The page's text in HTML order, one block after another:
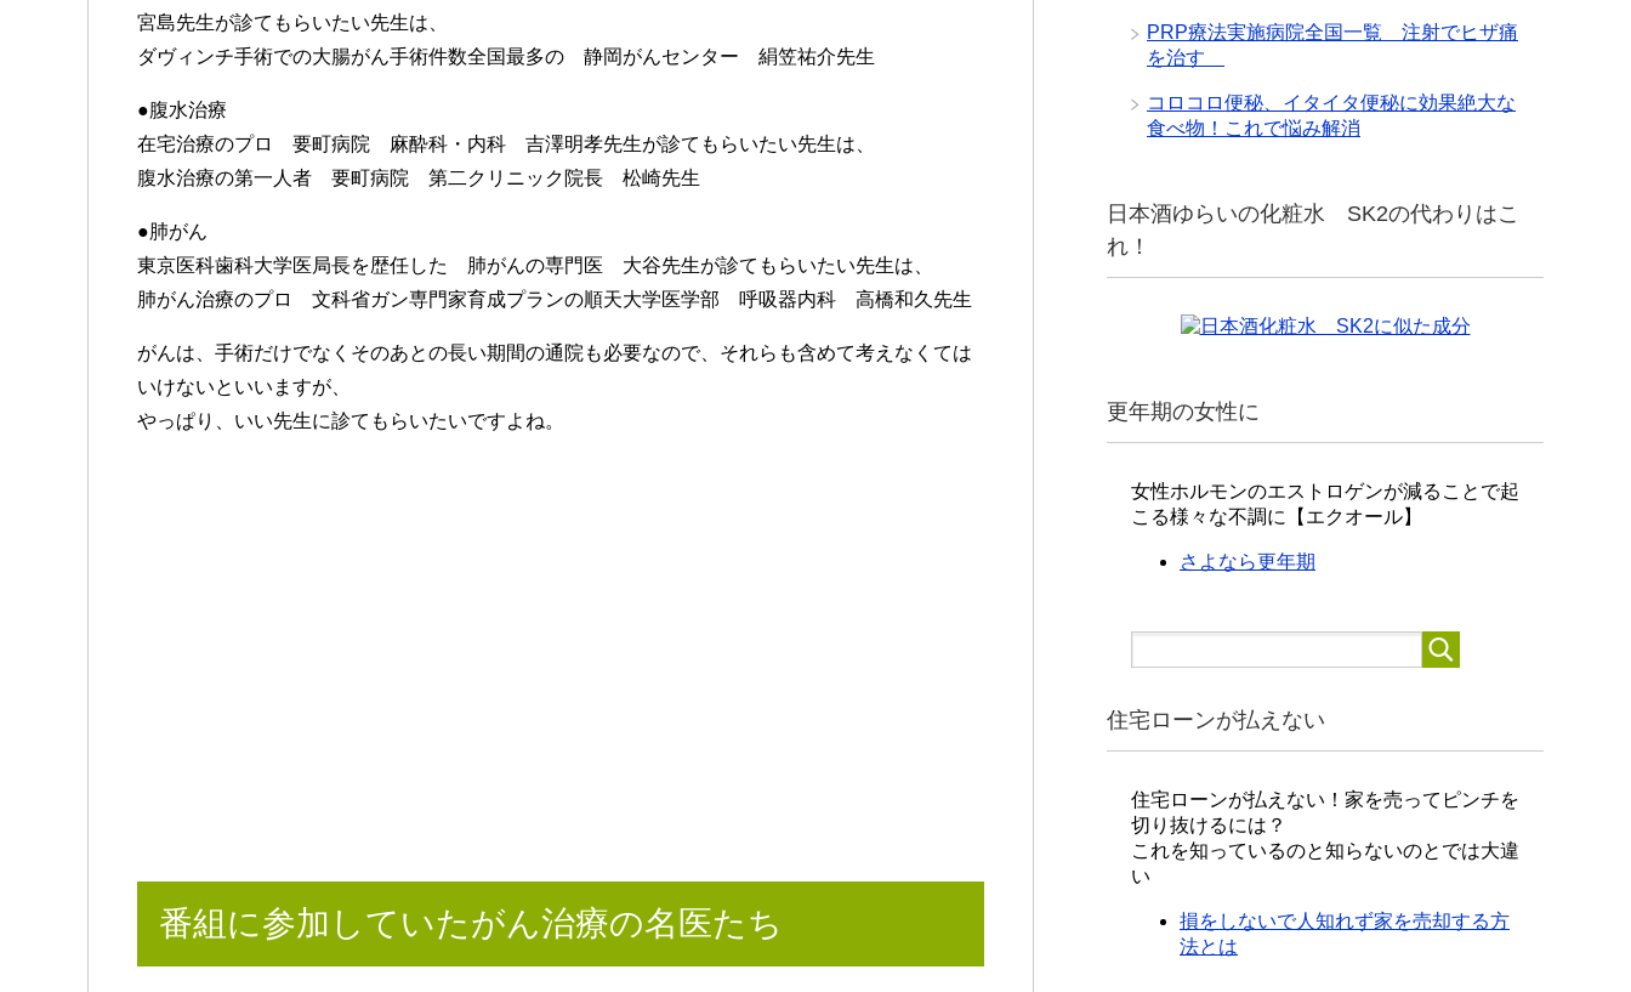
宮島先生が診てもらいたい先生は、
ダヴィンチ手術での大腸がん手術件数全国最多の 静岡がんセンター 絹笠祐介先生
●腹水治療
在宅治療のプロ 要町病院 麻酔科・内科 吉澤明孝先生が診てもらいたい先生は、
腹水治療の第一人者 要町病院 第二クリニック院長 松崎先生
●肺がん
東京医科歯科大学医局長を歴任した 肺がんの専門医 大谷先生が診てもらいたい先生は、
肺がん治療のプロ 文科省ガン専門家育成プランの順天大学医学部 呼吸器内科 高橋和久先生
がんは、手術だけでなくそのあとの長い期間の通院も必要なので、それらも含めて考えなくては
いけないといいますが、
やっぱり、いい先生に診てもらいたいですよね。
番組に参加していたがん治療の名医たち
PRP療法実施病院全国一覧 注射でヒザ痛
を治す
コロコロ便秘、イタイタ便秘に効果絶大な
食べ物！これで悩み解消
日本酒ゆらいの化粧水 SK2の代わりはこ
れ！
更年期の女性に
女性ホルモンのエストロゲンが減ることで起
こる様々な不調に【エクオール】
さよなら更年期
住宅ローンが払えない
住宅ローンが払えない！家を売ってピンチを
切り抜けるには？
これを知っているのと知らないのとでは大違
い
損をしないで人知れず家を売却する方
法とは